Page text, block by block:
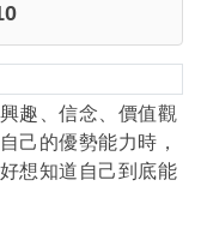
趣、信念、價值觀
己的優勢能力時，
想知道自己到底能